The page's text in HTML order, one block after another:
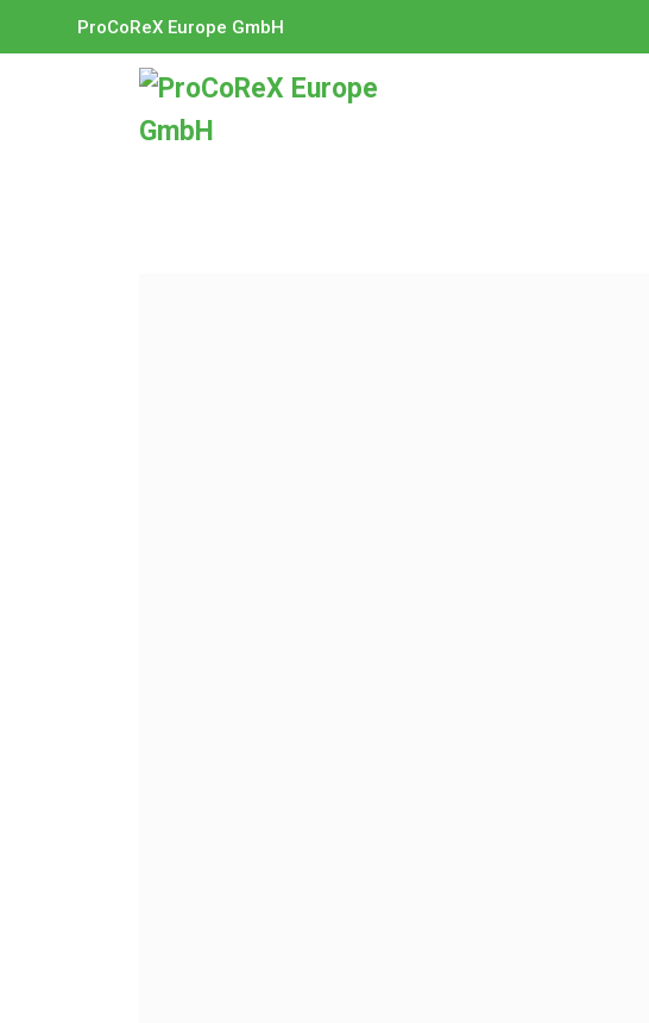
ProCoReX Europe GmbH